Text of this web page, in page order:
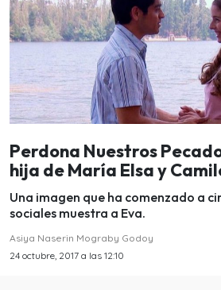
Perdona Nuestros
hija de María Elsa y
Una imagen que ha comenzado a
sociales muestra a Eva.
Asiya Naserin Mograby Godoy
24 octubre, 2017 a las 12:10